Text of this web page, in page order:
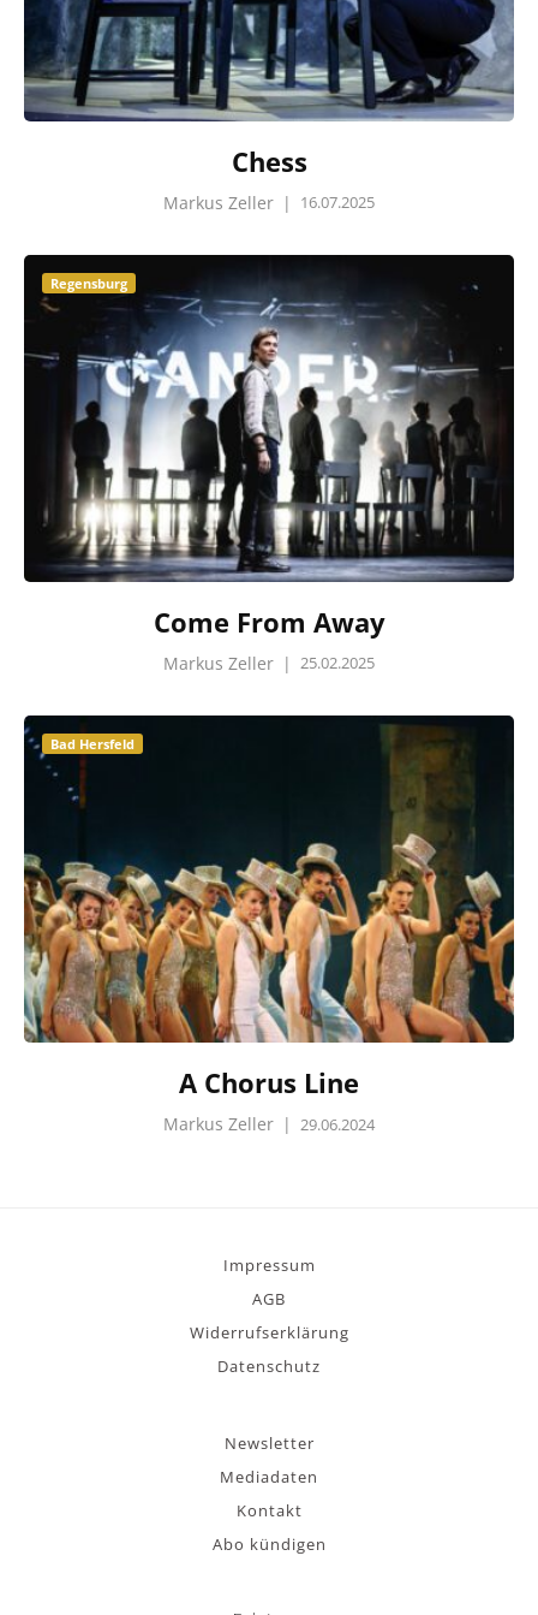
Chess
Markus Zeller | 16.07.2025
Regensburg
Come From Away
Markus Zeller | 25.02.2025
Bad Hersfeld
A Chorus Line
Markus Zeller | 29.06.2024
Impressum
AGB
Widerrufserklärung
Datenschutz
Newsletter
Mediadaten
Kontakt
Abo kündigen